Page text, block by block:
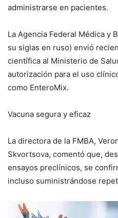
administrarse en pacientes.
La Agencia Federal Médica y
su siglas en ruso) envió
científica al Ministerio de
autorización para el uso
como EnteroMix.
Vacuna segura y eficaz
La directora de la FMBA,
Skvortsova, comentó que,
ensayos preclínicos, se
incluso suministrándose